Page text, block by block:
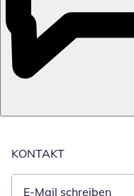
KONTAKT
E-Mail schreiben